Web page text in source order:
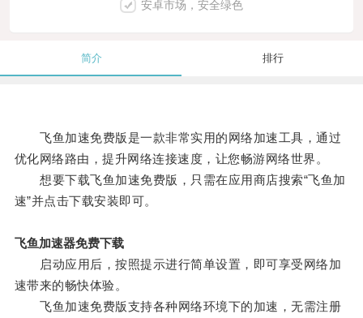
安卓市场，安全绿色
简介 排行
飞鱼加速免费版是一款非常实用的网络加速工具，通过
优化网络路由，提升网络连接速度，让您畅游网络世界。
想要下载飞鱼加速免费版，只需在应用商店搜索“飞鱼加
速”并点击下载安装即可。
飞鱼加速器免费下载
启动应用后，按照提示进行简单设置，即可享受网络加
速带来的畅快体验。
飞鱼加速免费版支持各种网络环境下的加速，无需注册